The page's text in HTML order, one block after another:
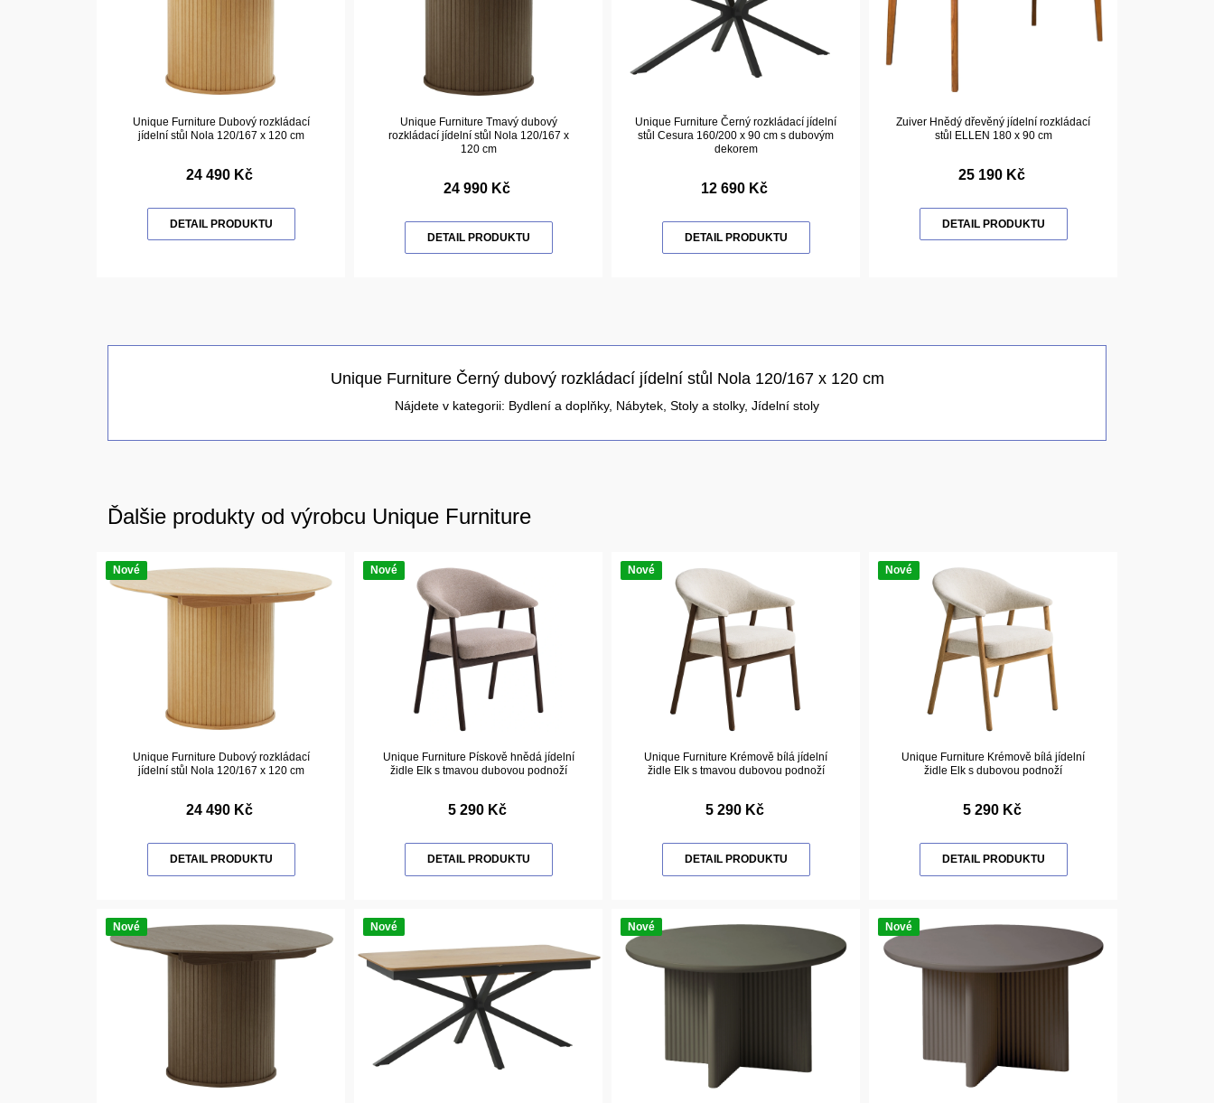
Unique Furniture Dubový rozkládací
jídelní stůl Nola 120/167 x 120 cm
24 490 Kč
DETAIL PRODUKTU
Unique Furniture Tmavý dubový
rozkládací jídelní stůl Nola 120/167 x
120 cm
24 990 Kč
DETAIL PRODUKTU
Unique Furniture Černý rozkládací jídelní
stůl Cesura 160/200 x 90 cm s dubovým
dekorem
12 690 Kč
DETAIL PRODUKTU
Zuiver Hnědý dřevěný jídelní rozkládací
stůl ELLEN 180 x 90 cm
25 190 Kč
DETAIL PRODUKTU
Unique Furniture Černý dubový rozkládací jídelní stůl Nola 120/167 x 120 cm
Nájdete v kategorii: Bydlení a doplňky, Nábytek Stoly a stolky, Jídelní stoly
Ďalšie produkty od výrobcu Unique Furniture
Nové
Unique Furniture Dubový rozkládací
jídelní stůl Nola 120/167 x 120 cm
24 490 Kč
DETAIL PRODUKTU
Nové
Unique Furniture Pískově hnědá jídelní
židle Elk s tmavou dubovou podnoží
5 290 Kč
DETAIL PRODUKTU
Nové
Unique Furniture Krémově bílá jídelní
židle Elk s tmavou dubovou podnoží
5 290 Kč
DETAIL PRODUKTU
Nové
Unique Furniture Krémově bílá jídelní
židle Elk s dubovou podnoží
5 290 Kč
DETAIL PRODUKTU
Nové Nové Nové Nové